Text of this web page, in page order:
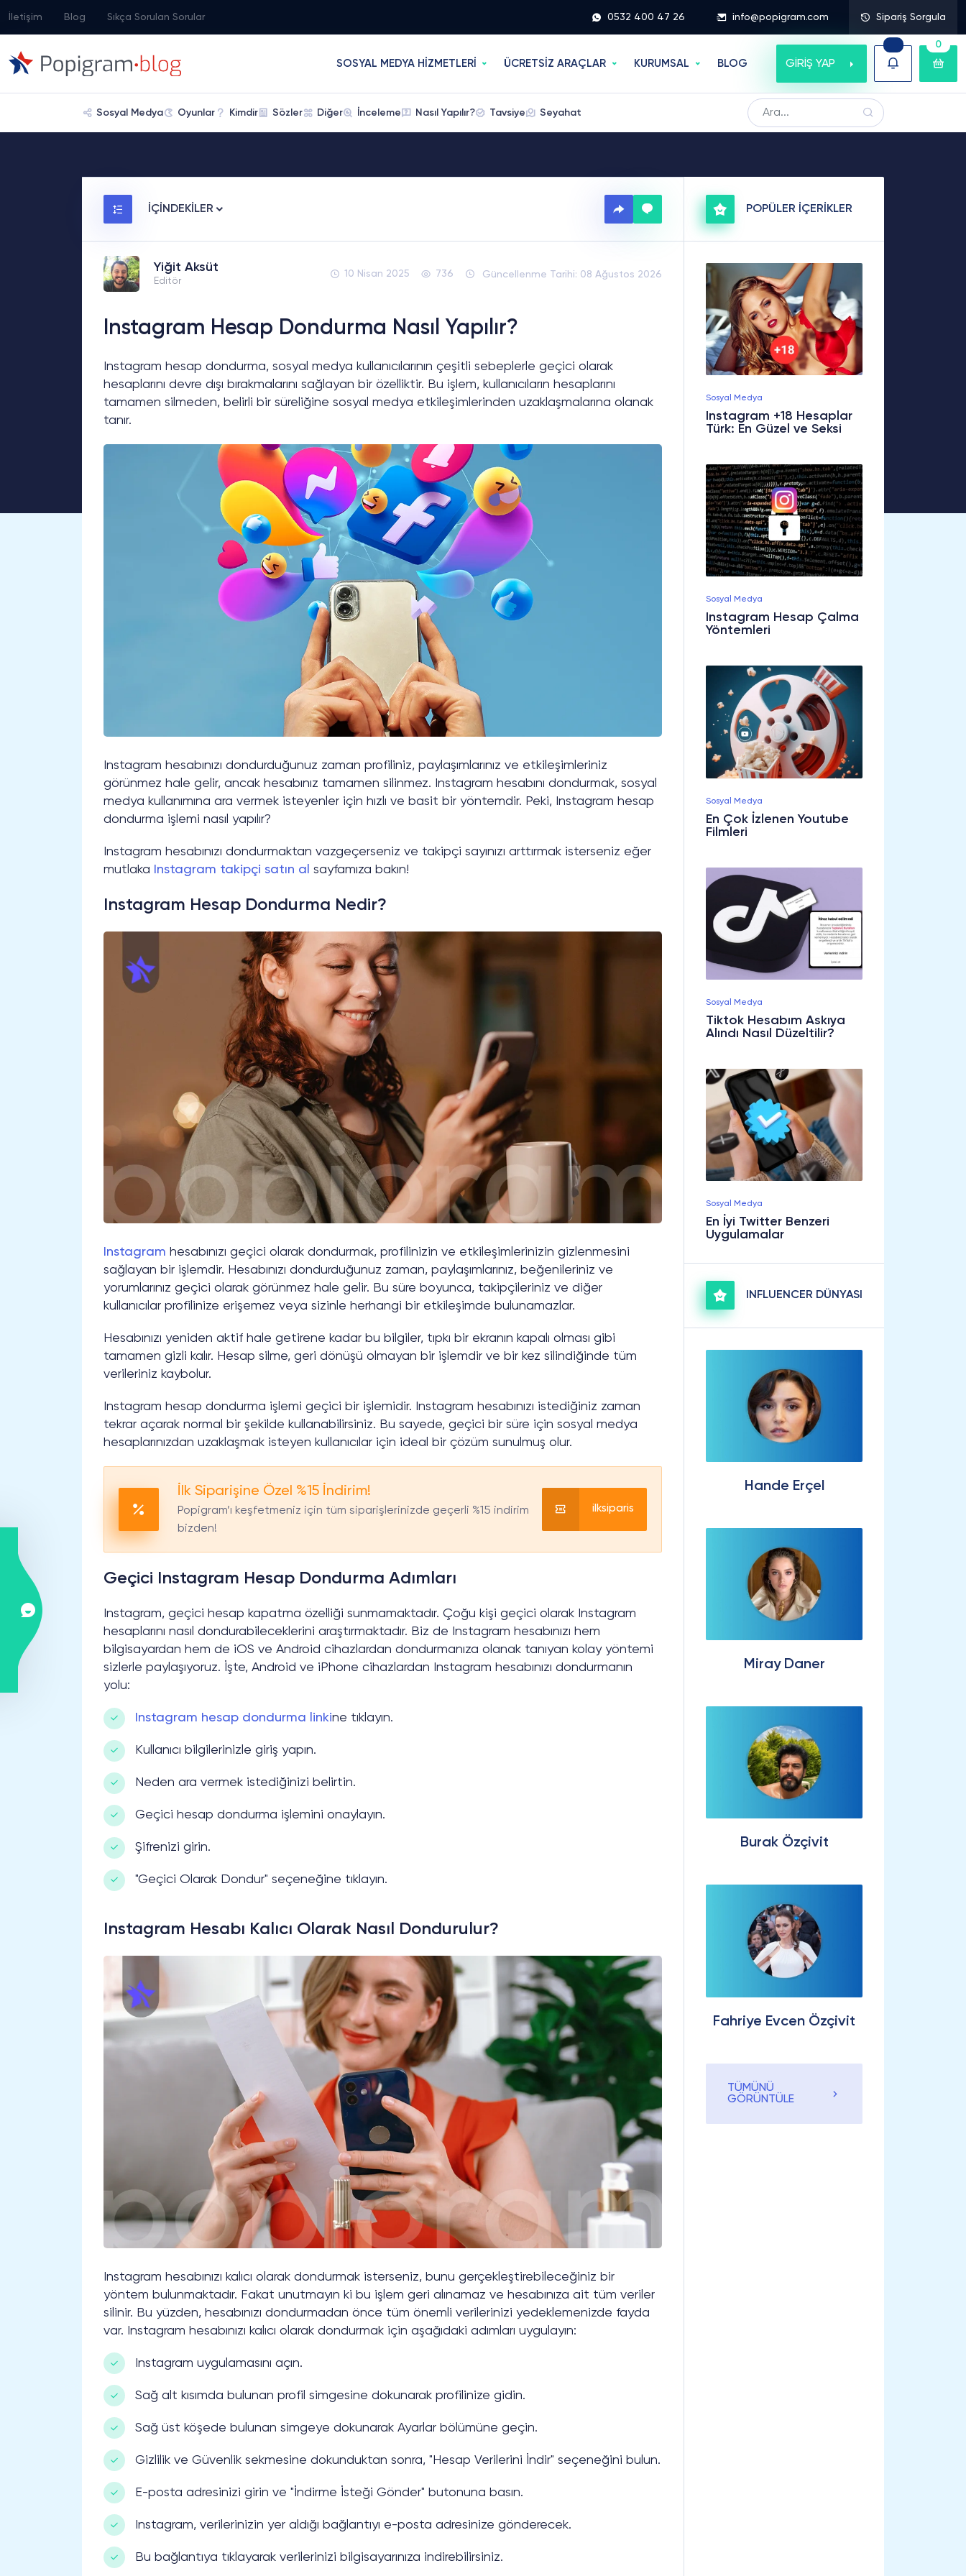
İletişim Blog Sıkça Sorulan Sorular 0532 400 47 26 info@popigram.com Sipariş Sorgula
SOSYAL MEDYA HİZMETLERİ ÜCRETSİZ ARAÇLAR KURUMSAL BLOG GİRİŞ YAP
0
Sosyal Medya Oyunlar Kimdir Sözler Diğer İnceleme Nasıl Yapılır? Tavsiye Seyahat
İÇİNDEKİLER
Yiğit Aksüt
Editör
10 Nisan 2025 736 Güncellenme Tarihi: 08 Ağustos 2026
Instagram Hesap Dondurma Nasıl Yapılır?
Instagram hesap dondurma, sosyal medya kullanıcılarının çeşitli sebeplerle geçici olarak
hesaplarını devre dışı bırakmalarını sağlayan bir özelliktir. Bu işlem, kullanıcıların hesaplarını
tamamen silmeden, belirli bir süreliğine sosyal medya etkileşimlerinden uzaklaşmalarına olanak
tanır.
Instagram hesabınızı dondurduğunuz zaman profiliniz, paylaşımlarınız ve etkileşimleriniz
görünmez hale gelir, ancak hesabınız tamamen silinmez. Instagram hesabını dondurmak, sosyal
medya kullanımına ara vermek isteyenler için hızlı ve basit bir yöntemdir. Peki, Instagram hesap
dondurma işlemi nasıl yapılır?
Instagram hesabınızı dondurmaktan vazgeçerseniz ve takipçi sayınızı arttırmak isterseniz eğer
mutlaka
Instagram takipçi satın al sayfamıza bakın!
Instagram Hesap Dondurma Nedir?
Instagram hesabınızı geçici olarak dondurmak, profilinizin ve etkileşimlerinizin gizlenmesini
sağlayan bir işlemdir. Hesabınızı dondurduğunuz zaman, paylaşımlarınız, beğenileriniz ve
yorumlarınız geçici olarak görünmez hale gelir. Bu süre boyunca, takipçileriniz ve diğer
kullanıcılar profilinize erişemez veya sizinle herhangi bir etkileşimde bulunamazlar.
Hesabınızı yeniden aktif hale getirene kadar bu bilgiler, tıpkı bir ekranın kapalı olması gibi
tamamen gizli kalır. Hesap silme, geri dönüşü olmayan bir işlemdir ve bir kez silindiğinde tüm
verileriniz kaybolur.
Instagram hesap dondurma işlemi geçici bir işlemidir. Instagram hesabınızı istediğiniz zaman
tekrar açarak normal bir şekilde kullanabilirsiniz. Bu sayede, geçici bir süre için sosyal medya
hesaplarınızdan uzaklaşmak isteyen kullanıcılar için ideal bir çözüm sunulmuş olur.
İlk Siparişine Özel %15 İndirim!
Popigram’ı keşfetmeniz için tüm siparişlerinizde geçerli %15 indirim
bizden!
ilksiparis
Geçici Instagram Hesap Dondurma Adımları
Instagram, geçici hesap kapatma özelliği sunmamaktadır. Çoğu kişi geçici olarak Instagram
hesaplarını nasıl dondurabileceklerini araştırmaktadır. Biz de Instagram hesabınızı hem
bilgisayardan hem de iOS ve Android cihazlardan dondurmanıza olanak tanıyan kolay yöntemi
sizlerle paylaşıyoruz. İşte, Android ve iPhone cihazlardan Instagram hesabınızı dondurmanın
yolu:
Instagram hesap dondurma linkine tıklayın.
Kullanıcı bilgilerinizle giriş yapın.
Neden ara vermek istediğinizi belirtin.
Geçici hesap dondurma işlemini onaylayın.
Şifrenizi girin.
"Geçici Olarak Dondur" seçeneğine tıklayın.
Instagram Hesabı Kalıcı Olarak Nasıl Dondurulur?
Instagram hesabınızı kalıcı olarak dondurmak isterseniz, bunu gerçekleştirebileceğiniz bir
yöntem bulunmaktadır. Fakat unutmayın ki bu işlem geri alınamaz ve hesabınıza ait tüm veriler
silinir. Bu yüzden, hesabınızı dondurmadan önce tüm önemli verilerinizi yedeklemenizde fayda
var. Instagram hesabınızı kalıcı olarak dondurmak için aşağıdaki adımları uygulayın:
Instagram uygulamasını açın.
Sağ alt kısımda bulunan profil simgesine dokunarak profilinize gidin.
Sağ üst köşede bulunan simgeye dokunarak Ayarlar bölümüne geçin.
Gizlilik ve Güvenlik sekmesine dokunduktan sonra, "Hesap Verilerini İndir" seçeneğini bulun.
E-posta adresinizi girin ve "İndirme İsteği Gönder" butonuna basın.
Instagram, verilerinizin yer aldığı bağlantıyı e-posta adresinize gönderecek.
Bu bağlantıya tıklayarak verilerinizi bilgisayarınıza indirebilirsiniz.
POPÜLER İÇERİKLER
Sosyal Medya
Instagram +18 Hesaplar
Türk: En Güzel ve Seksi
Sosyal Medya
Instagram Hesap Çalma
Yöntemleri
Sosyal Medya
En Çok İzlenen Youtube
Filmleri
Sosyal Medya
Tiktok Hesabım Askıya
Alındı Nasıl Düzeltilir?
Sosyal Medya
En İyi Twitter Benzeri
Uygulamalar
INFLUENCER DÜNYASI
Hande Erçel
Miray Daner
Burak Özçivit
Fahriye Evcen Özçivit
TÜMÜNÜ
GÖRÜNTÜLE